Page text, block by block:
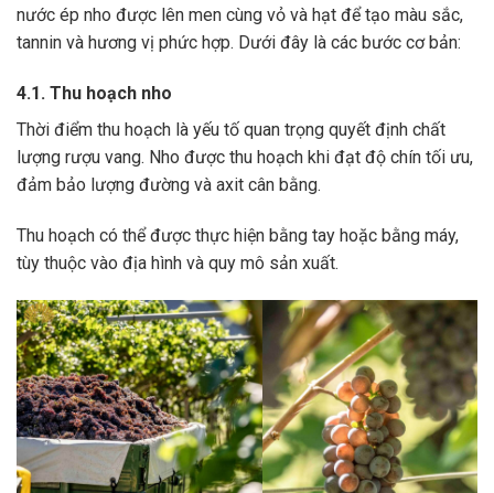
nước ép nho được lên men cùng vỏ và hạt để tạo màu sắc,
tannin và hương vị phức hợp. Dưới đây là các bước cơ bản:
4.1. Thu hoạch nho
Thời điểm thu hoạch là yếu tố quan trọng quyết định chất
lượng rượu vang. Nho được thu hoạch khi đạt độ chín tối ưu,
đảm bảo lượng đường và axit cân bằng.
Thu hoạch có thể được thực hiện bằng tay hoặc bằng máy,
tùy thuộc vào địa hình và quy mô sản xuất.